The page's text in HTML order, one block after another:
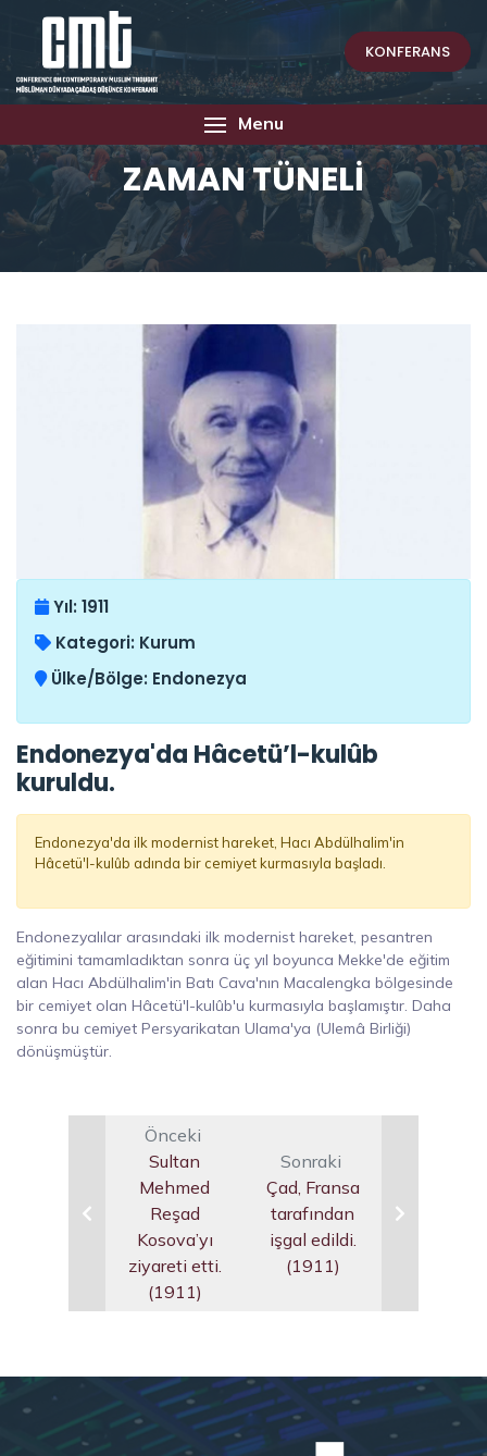
KONFERANS
Menu
ZAMAN TÜNELİ
Yıl: 1911
Kategori: Kurum
Ülke/Bölge: Endonezya
Endonezya'da Hâcetü’l-kulûb
kuruldu.
Endonezya'da ilk modernist hareket, Hacı Abdülhalim'in
Hâcetü'l-kulûb adında bir cemiyet kurmasıyla başladı.
Endonezyalılar arasındaki ilk modernist hareket, pesantren
eğitimini tamamladıktan sonra üç yıl boyunca Mekke'de eğitim
alan Hacı Abdülhalim'in Batı Cava'nın Macalengka bölgesinde
bir cemiyet olan Hâcetü'l-kulûb'u kurmasıyla başlamıştır. Daha
sonra bu cemiyet Persyarikatan Ulama'ya (Ulemâ Birliği)
dönüşmüştür.
Önceki
Sultan
Mehmed
Reşad
Kosova’yı
ziyareti etti.
(1911)
Sonraki
Çad, Fransa
tarafından
işgal edildi.
(1911)